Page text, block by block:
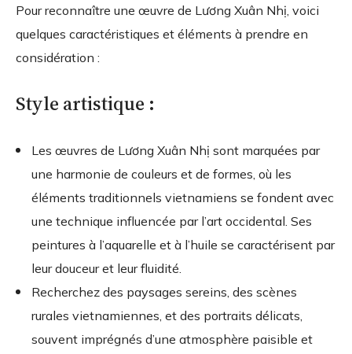
Pour reconnaître une œuvre de Lương Xuân Nhị, voici
quelques caractéristiques et éléments à prendre en
considération :
Style artistique :
Les œuvres de Lương Xuân Nhị sont marquées par
une harmonie de couleurs et de formes, où les
éléments traditionnels vietnamiens se fondent avec
une technique influencée par l’art occidental. Ses
peintures à l’aquarelle et à l’huile se caractérisent par
leur douceur et leur fluidité.
Recherchez des paysages sereins, des scènes
rurales vietnamiennes, et des portraits délicats,
souvent imprégnés d’une atmosphère paisible et